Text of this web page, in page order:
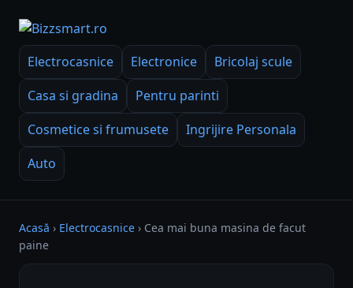
Electrocasnice Electronice
Bricolaj scule
Casa si gradina
Pentru parinti
Cosmetice si frumusete
Ingrijire Personala
Auto
Acasă › Electrocasnice › Cea mai buna masina de facut
paine